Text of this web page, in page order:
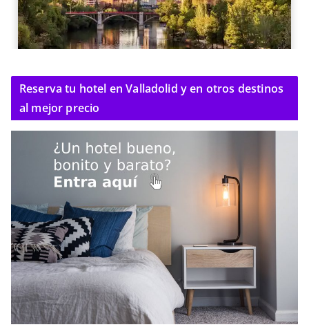
Reserva tu hotel en Valladolid y en otros destinos
al mejor precio